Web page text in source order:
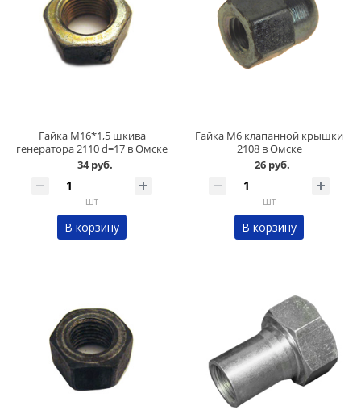
Гайка М16*1,5 шкива
генератора 2110 d=17 в Омске
34 руб.
шт
В корзину
Гайка М6 клапанной крышки
2108 в Омске
26 руб.
шт
В корзину